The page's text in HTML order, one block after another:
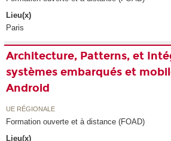
Lieu(x)
Paris
Architecture, Patterns, et
systèmes embarqués et
Android
UE RÉGIONALE
Formation ouverte et à distance (FOAD)
Lieu(x)